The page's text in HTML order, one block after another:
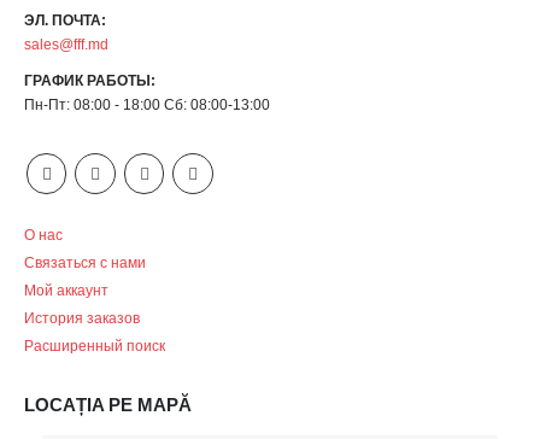
ЭЛ. ПОЧТА:
sales@fff.md
ГРАФИК РАБОТЫ:
Пн-Пт: 08:00 - 18:00 Сб: 08:00-13:00
О нас
Связаться с нами
Мой аккаунт
История заказов
Расширенный поиск
LOCAȚIA PE MAPĂ